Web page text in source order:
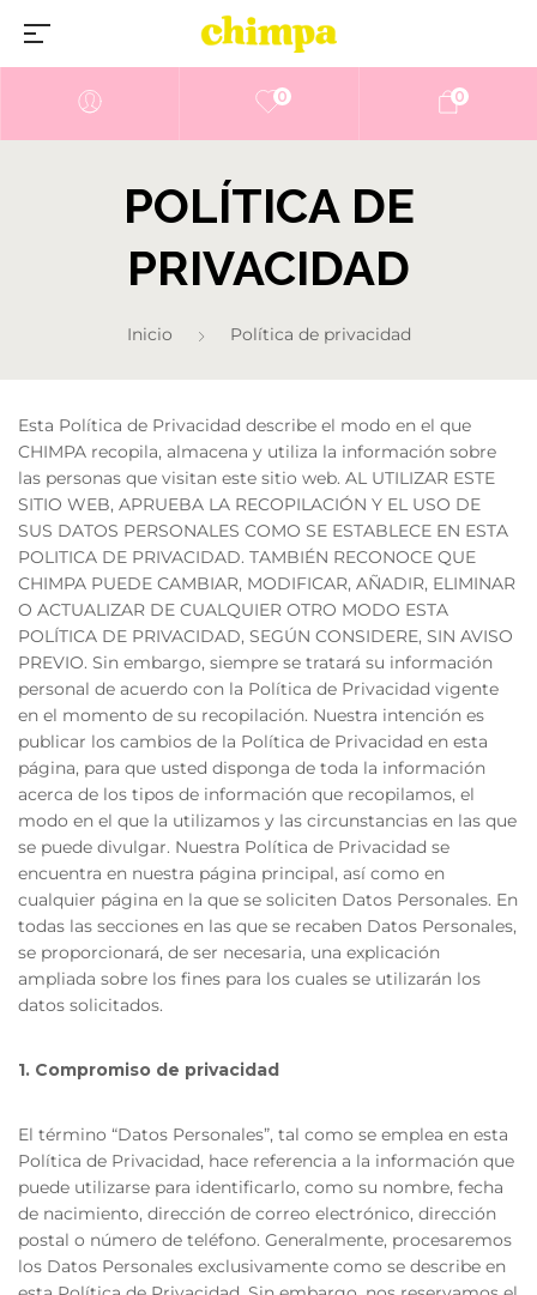
0 0
POLÍTICA DE
PRIVACIDAD
Inicio Política de privacidad
Esta Política de Privacidad describe el modo en el que
CHIMPA recopila, almacena y utiliza la información sobre
las personas que visitan este sitio web. AL UTILIZAR ESTE
SITIO WEB, APRUEBA LA RECOPILACIÓN Y EL USO DE
SUS DATOS PERSONALES COMO SE ESTABLECE EN ESTA
POLITICA DE PRIVACIDAD. TAMBIÉN RECONOCE QUE
CHIMPA PUEDE CAMBIAR, MODIFICAR, AÑADIR, ELIMINAR
O ACTUALIZAR DE CUALQUIER OTRO MODO ESTA
POLÍTICA DE PRIVACIDAD, SEGÚN CONSIDERE, SIN AVISO
PREVIO. Sin embargo, siempre se tratará su información
personal de acuerdo con la Política de Privacidad vigente
en el momento de su recopilación. Nuestra intención es
publicar los cambios de la Política de Privacidad en esta
página, para que usted disponga de toda la información
acerca de los tipos de información que recopilamos, el
modo en el que la utilizamos y las circunstancias en las que
se puede divulgar. Nuestra Política de Privacidad se
encuentra en nuestra página principal, así como en
cualquier página en la que se soliciten Datos Personales. En
todas las secciones en las que se recaben Datos Personales,
se proporcionará, de ser necesaria, una explicación
ampliada sobre los fines para los cuales se utilizarán los
datos solicitados.
1. Compromiso de privacidad
El término “Datos Personales”, tal como se emplea en esta
Política de Privacidad, hace referencia a la información que
puede utilizarse para identificarlo, como su nombre, fecha
de nacimiento, dirección de correo electrónico, dirección
postal o número de teléfono. Generalmente, procesaremos
los Datos Personales exclusivamente como se describe en